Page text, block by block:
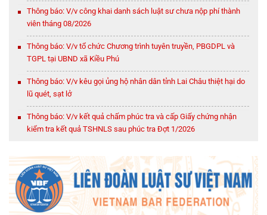
Thông báo: V/v công khai danh sách luật sư chưa nộp phí thành
viên tháng 08/2026
Thông báo: V/v tổ chức Chương trình tuyên truyền, PBGDPL và
TGPL tại UBND xã Kiều Phú
Thông báo: V/v kêu gọi ủng hộ nhân dân tỉnh Lai Châu thiệt hại do
lũ quét, sạt lở
Thông báo: V/v kết quả chấm phúc tra và cấp Giấy chứng nhận
kiểm tra kết quả TSHNLS sau phúc tra Đợt 1/2026